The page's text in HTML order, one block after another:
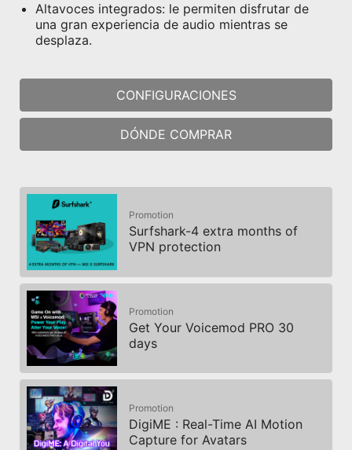
Altavoces integrados: le permiten disfrutar de
una gran experiencia de audio mientras se
desplaza.
CONFIGURACIONES
DÓNDE COMPRAR
Promotion
Surfshark-4 extra months of
VPN protection
Promotion
Get Your Voicemod PRO 30
days
Promotion
DigiME : Real-Time AI Motion
Capture for Avatars